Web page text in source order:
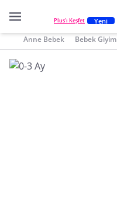
Plus'ı Keşfet Yeni
Anne Bebek Bebek Giyim